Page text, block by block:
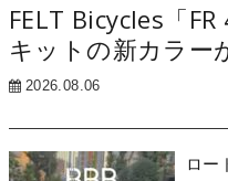
FELT Bicycles「
キットの新カラー
2026.08.06
ロー